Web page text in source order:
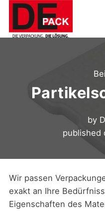
by
published
Wir passen
exakt an Ihre
Eigenschaften des